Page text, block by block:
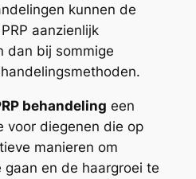
kunnen de
aanzienlijk
dan bij sommige
behandeling een
voor diegenen die op
manieren om
en de haargroei te